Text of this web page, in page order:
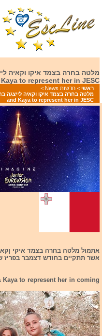
to represent her in JESC
ראשי > חדשות News
>
and Kaya to represent her in JESC
אתמול מלטה בחרה בצמד איקי ןקאיה
אשר תתקיים בחודש דצמבר בפריז
Kaya to represent her in coming